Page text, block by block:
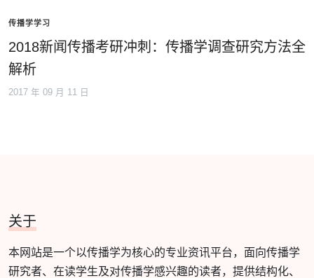
传播学学习
2018新闻传播考研冲刺：传播学调查研究方法全
解析
2017 年 09 月 11 日
关于
本网站是一个以传播学为核心的专业资讯平台，面向传播学
研究者、在读学生及对传播学感兴趣的读者，提供结构化、